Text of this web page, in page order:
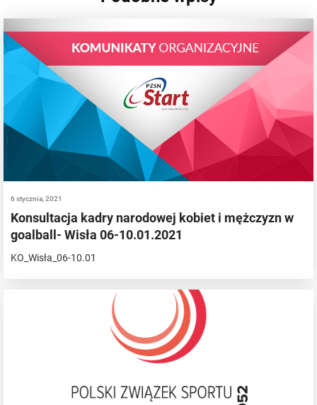
6 stycznia, 2021
Konsultacja kadry narodowej kobiet i mężczyzn w
goalball- Wisła 06-10.01.2021
KO_Wisła_06-10.01